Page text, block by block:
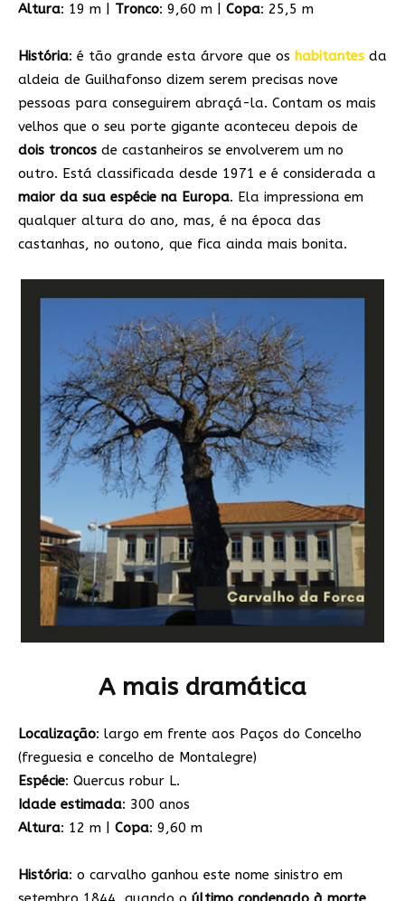
Altura: 19 m | Tronco: 9,60 m | Copa: 25,5 m
História: é tão grande esta árvore que os habitantes da
aldeia de Guilhafonso dizem serem precisas nove
pessoas para conseguirem abraçá-la. Contam os mais
velhos que o seu porte gigante aconteceu depois de
dois troncos de castanheiros se envolverem um no
outro. Está classificada desde 1971 e é considerada a
maior da sua espécie na Europa. Ela impressiona em
qualquer altura do ano, mas, é na época das
castanhas, no outono, que fica ainda mais bonita.
A mais dramática
Localização: largo em frente aos Paços do Concelho
(freguesia e concelho de Montalegre)
Espécie: Quercus robur L.
Idade estimada: 300 anos
Altura: 12 m | Copa: 9,60 m
História: o carvalho ganhou este nome sinistro em